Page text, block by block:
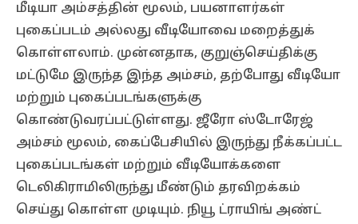
மீடியா அம்சத்தின் மூலம், பயனாளர்கள்
புகைப்படம் அல்லது வீடியோவை மறைத்துக்
கொள்ளலாம். முன்னதாக, குறுஞ்செய்திக்கு
மட்டுமே இருந்த இந்த அம்சம், தற்போது வீடியோ
மற்றும் புகைப்படங்களுக்கு
கொண்டுவரப்பட்டுள்ளது. ஜீரோ ஸ்டோரேஜ்
அம்சம் மூலம், கைப்பேசியில் இருந்து நீக்கப்பட்ட
புகைப்படங்கள் மற்றும் வீடியோக்களை
டெலிகிராமிலிருந்து மீண்டும் தரவிறக்கம்
செய்து கொள்ள முடியும். நியூ ட்ராயிங் அண்ட்